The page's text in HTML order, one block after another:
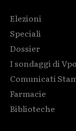
Elezioni
Speciali
Dossier
I sondaggi di
Comunicati
Farmacie
Biblioteche